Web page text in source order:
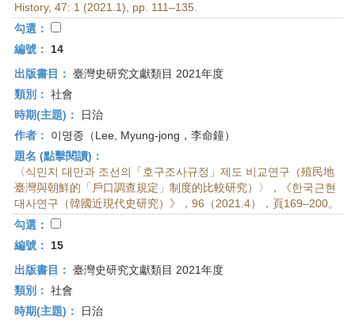
History, 47: 1 (2021.1), pp. 111–135.
勾選：
編號：
14
出版書目： 臺灣史研究文獻類目 2021年度
類別： 社會
時期(主題)：
日治
作者：
이명종（Lee, Myung-jong，李命鐘）
題名 (點擊閱讀)：
〈식민지 대만과 조선의「호구조사규정」제도 비교연구（殖民地
臺灣與朝鮮的「戶口調查規定」制度的比較研究）〉，《한국근현
대사연구（韓國近現代史研究）》，96（2021.4），頁169–200。
勾選：
編號：
15
出版書目： 臺灣史研究文獻類目 2021年度
類別： 社會
時期(主題)：
日治